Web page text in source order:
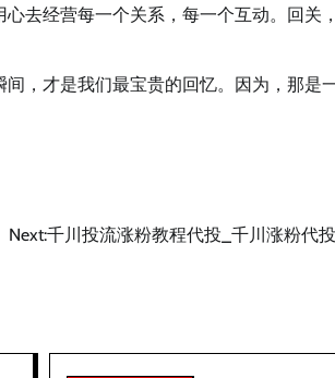
去经营每一个关系，每一个互动。回关
，才是我们最宝贵的回忆。因为，那是
Next:千川投流涨粉教程代投_千川涨粉代